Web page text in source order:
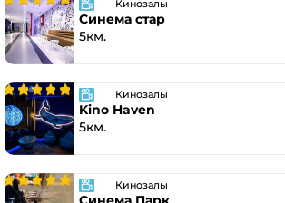
Кинозалы
Синема стар
5км.
Кинозалы
Kino Haven
5км.
Кинозалы